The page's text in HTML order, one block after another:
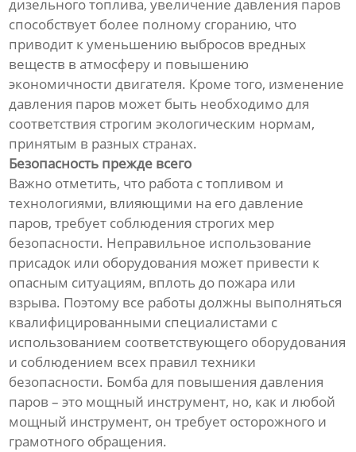
дизельного топлива, увеличение давления паров
способствует более полному сгоранию, что
приводит к уменьшению выбросов вредных
веществ в атмосферу и повышению
экономичности двигателя. Кроме того, изменение
давления паров может быть необходимо для
соответствия строгим экологическим нормам,
принятым в разных странах.
Безопасность прежде всего
Важно отметить, что работа с топливом и
технологиями, влияющими на его давление
паров, требует соблюдения строгих мер
безопасности. Неправильное использование
присадок или оборудования может привести к
опасным ситуациям, вплоть до пожара или
взрыва. Поэтому все работы должны выполняться
квалифицированными специалистами с
использованием соответствующего оборудования
и соблюдением всех правил техники
безопасности. Бомба для повышения давления
паров – это мощный инструмент, но, как и любой
мощный инструмент, он требует осторожного и
грамотного обращения.